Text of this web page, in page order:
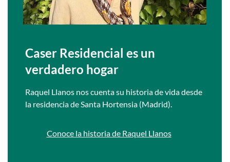
Caser Residencial es un
verdadero hogar
Raquel Llanos nos cuenta su historia de vida desde
la residencia de Santa Hortensia (Madrid).
Conoce la historia de Raquel Llanos